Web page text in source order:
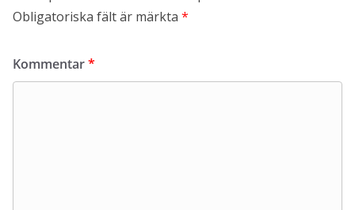
Obligatoriska fält är märkta *
Kommentar*